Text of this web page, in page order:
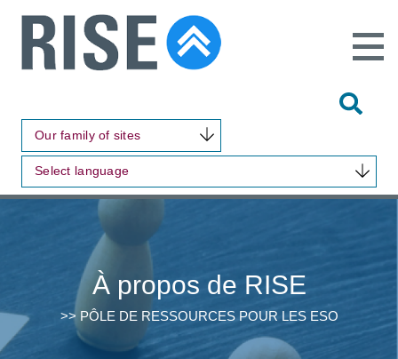
Our family of sites
Select language
Open
Main
À propos de RISE
>> PÔLE DE RESSOURCES POUR LES ESO